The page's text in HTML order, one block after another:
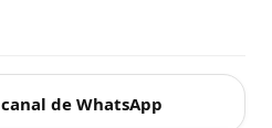
de WhatsApp